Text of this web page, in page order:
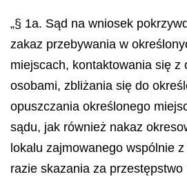
„§ 1a. Sąd na wniosek
zakaz przebywania w
miejscach, kontaktowania się z
osobami, zbliżania się do
opuszczania określonego
sądu, jak również nakaz
lokalu zajmowanego wspólnie
razie skazania za